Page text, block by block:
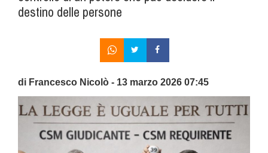
destino delle persone
di Francesco Nicolò - 13 marzo 2026 07:45